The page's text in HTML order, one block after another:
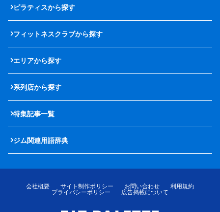
ピラティスから探す
フィットネスクラブから探す
エリアから探す
系列店から探す
特集記事一覧
ジム関連用語辞典
会社概要 サイト制作ポリシー お問い合わせ
利用規約
プライバシーポリシー
広告掲載について